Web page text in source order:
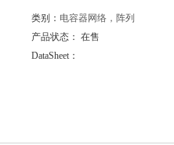
类别： 电容器网络，阵列
产品状态： 在售
DataSheet：